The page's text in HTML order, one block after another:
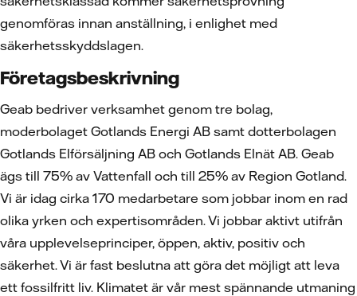
genomföras innan anställning, i enlighet med
säkerhetsskyddslagen.
Företagsbeskrivning
Geab bedriver verksamhet genom tre bolag,
moderbolaget Gotlands Energi AB samt dotterbolagen
Gotlands Elförsäljning AB och Gotlands Elnät AB. Geab
ägs till 75% av Vattenfall och till 25% av Region Gotland.
Vi är idag cirka 170 medarbetare som jobbar inom en rad
olika yrken och expertisområden. Vi jobbar aktivt utifrån
våra upplevelseprinciper, öppen, aktiv, positiv och
säkerhet. Vi är fast beslutna att göra det möjligt att leva
ett fossilfritt liv. Klimatet är vår mest spännande utmaning